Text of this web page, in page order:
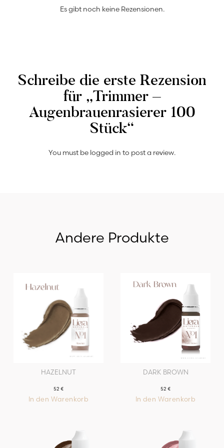
Es gibt noch keine Rezensionen.
Schreibe die erste Rezension
für „Trimmer –
Augenbrauenrasierer 100
Stück“
You must be logged in to post a review.
Andere Produkte
HAZELNUT
52 €
In den Warenkorb
DARK BROWN
52 €
In den Warenkorb